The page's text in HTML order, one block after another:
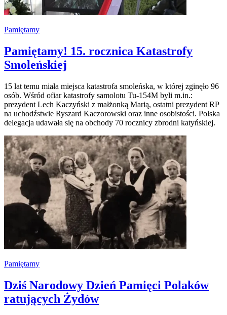
Pamiętamy
Pamiętamy! 15. rocznica Katastrofy
Smoleńskiej
15 lat temu miała miejsca katastrofa smoleńska, w której zginęło 96
osób. Wśród ofiar katastrofy samolotu Tu-154M byli m.in.:
prezydent Lech Kaczyński z małżonką Marią, ostatni prezydent RP
na uchodźstwie Ryszard Kaczorowski oraz inne osobistości. Polska
delegacja udawała się na obchody 70 rocznicy zbrodni katyńskiej.
Pamiętamy
Dziś Narodowy Dzień Pamięci Polaków
ratujących Żydów